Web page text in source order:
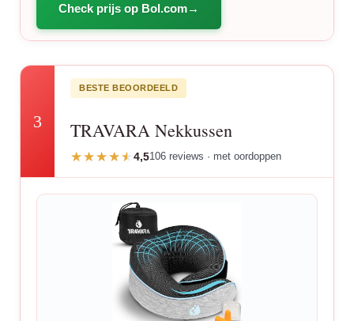
Check prijs op Bol.com
3
BESTE BEOORDEELD
TRAVARA Nekkussen
4,5106 reviews · met oordoppen